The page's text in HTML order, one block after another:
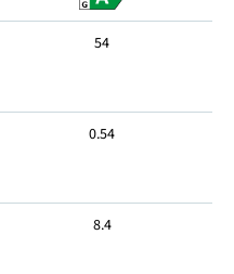
54
0.54
8.4